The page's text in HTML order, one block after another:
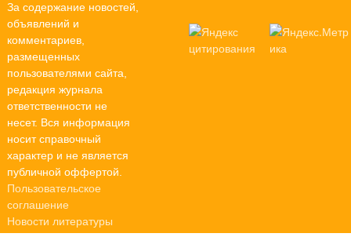
За содержание новостей,
объявлений и
комментариев,
размещенных
пользователями сайта,
редакция журнала
ответственности не
несет. Вся информация
носит справочный
характер и не является
публичной оффертой.
Пользовательское
соглашение
Новости литературы